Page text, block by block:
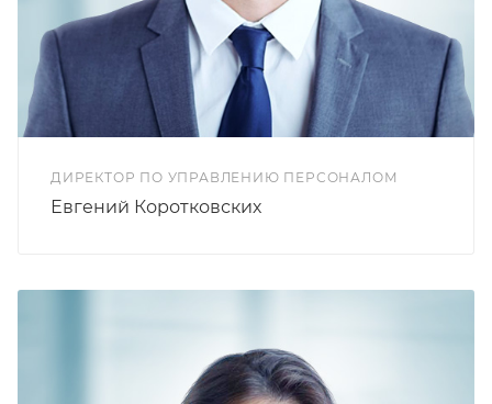
ДИРЕКТОР ПО УПРАВЛЕНИЮ ПЕРСОНАЛОМ
Евгений Коротковских